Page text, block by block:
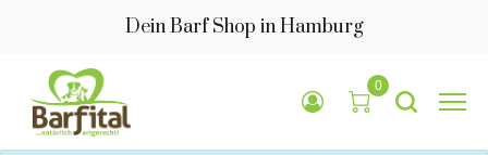
Dein Barf Shop in Hamburg
0